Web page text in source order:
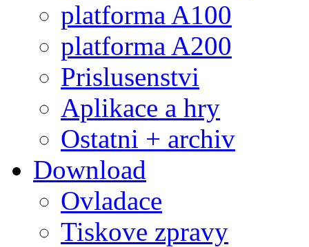
platforma A100
platforma A200
Prislusenstvi
Aplikace a hry
Ostatni + archiv
Download
Ovladace
Tiskove zpravy